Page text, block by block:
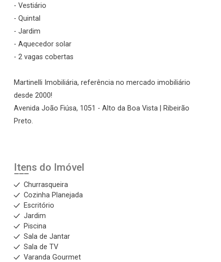
- Vestiário
- Quintal
- Jardim
- Aquecedor solar
- 2 vagas cobertas
Martinelli Imobiliária, referência no mercado imobiliário
desde 2000!
Avenida João Fiúsa, 1051 - Alto da Boa Vista | Ribeirão
Preto.
Itens do Imóvel
Churrasqueira
Cozinha Planejada
Escritório
Jardim
Piscina
Sala de Jantar
Sala de TV
Varanda Gourmet